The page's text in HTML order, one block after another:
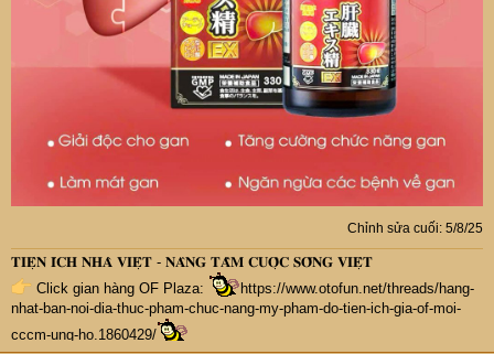
Chỉnh sửa cuối: 5/8/25
𝐓𝐈𝐄̣̂𝐍 𝐈́𝐂𝐇 𝐍𝐇𝐀̀ 𝐕𝐈𝐄̣̂𝐓 - 𝐍𝐀̂𝐍𝐆 𝐓𝐀̂̀𝐌 𝐂𝐔𝐎̣̂𝐂 𝐒𝐎̂́𝐍𝐆 𝐕𝐈𝐄̣̂𝐓
Click gian hàng OF Plaza:
https://www.otofun.net/threads/hang-
nhat-ban-noi-dia-thuc-pham-chuc-nang-my-pham-do-tien-ich-gia-of-moi-
cccm-ung-ho.1860429/